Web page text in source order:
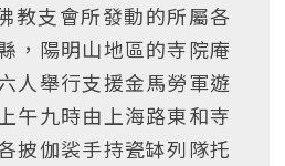
教支會所發動的所屬各
，陽明山地區的寺院庵
人舉行支援金馬勞軍遊
午九時由上海路東和寺
披伽裟手持瓷缽列隊托